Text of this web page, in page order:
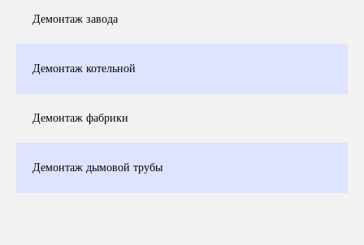
Демонтаж завода
Демонтаж котельной
Демонтаж фабрики
Демонтаж дымовой трубы